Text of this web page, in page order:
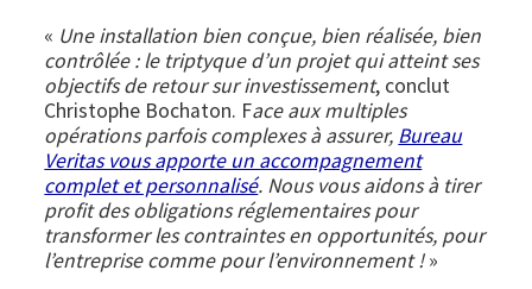
« Une installation bien conçue, bien réalisée, bien
contrôlée : le triptyque d’un projet qui atteint ses
objectifs de retour sur investissement, conclut
Christophe Bochaton. Face aux multiples
opérations parfois complexes à assurer, Bureau
Veritas vous apporte un accompagnement
complet et personnalisé. Nous vous aidons à tirer
profit des obligations réglementaires pour
transformer les contraintes en opportunités, pour
l’entreprise comme pour l’environnement !»